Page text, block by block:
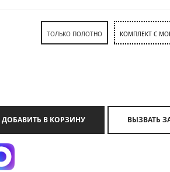
ТОЛЬКО ПОЛОТНО КОМПЛЕКТ С
ДОБАВИТЬ В КОРЗИНУ